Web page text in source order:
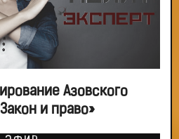
Азовского
и право»